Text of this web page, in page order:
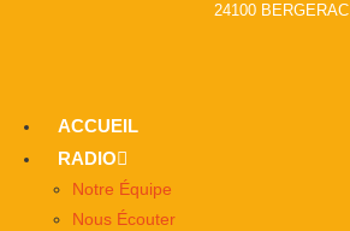
24100 BERGERAC
ACCUEIL
RADIO
Notre Équipe
Nous Écouter